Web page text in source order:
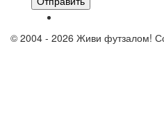
© 2004 - 2026 Живи футзалом!